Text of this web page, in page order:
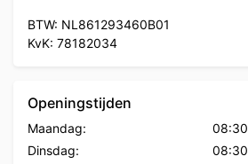
BTW: NL861293460B01
KvK: 78182034
Openingstijden
Maandag: 08:30
Dinsdag:
08:30